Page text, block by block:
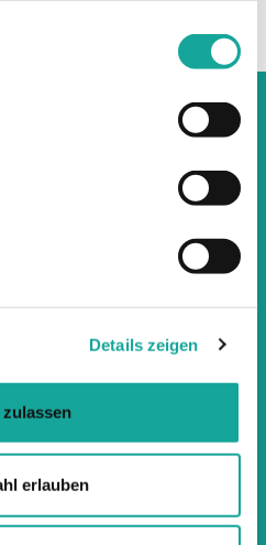
Details zeigen
erlauben